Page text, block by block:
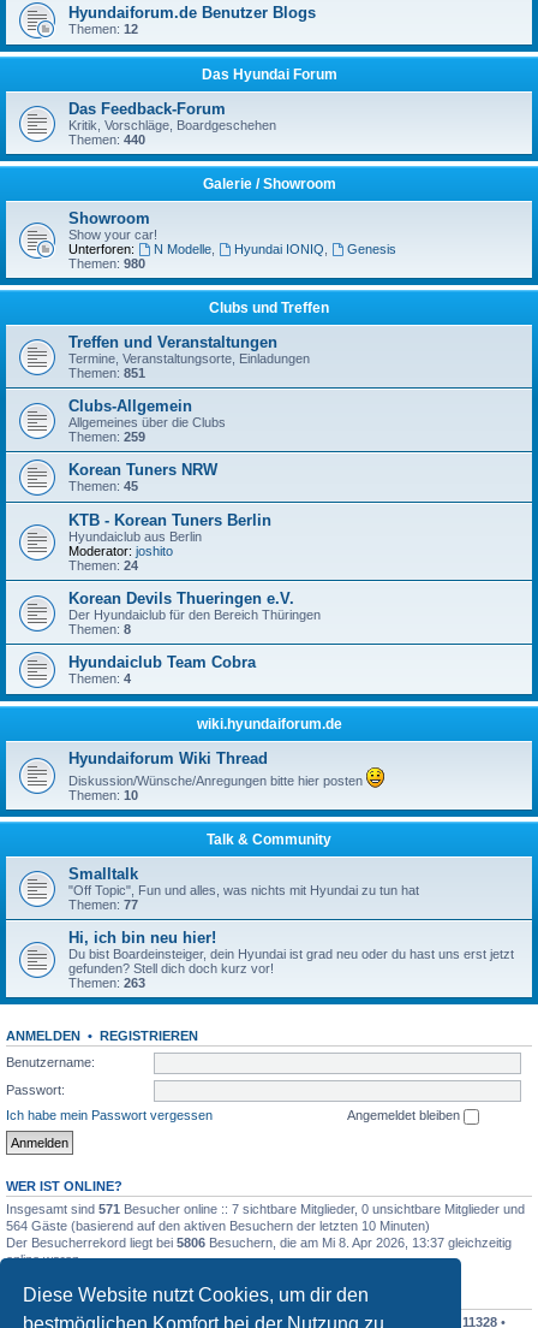
Diese Website nutzt Cookies, um dir den
bestmöglichen Komfort bei der Nutzung zu
Hyundaiforum.de Benutzer Blogs
Themen: 12
Das Hyundai Forum
Das Feedback-Forum
Kritik, Vorschläge, Boardgeschehen
Themen: 440
Galerie / Showroom
Showroom
Show your car!
Unterforen:
N Modelle, Hyundai IONIQ
Genesis
Themen: 980
Clubs und Treffen
Treffen und Veranstaltungen
Termine, Veranstaltungsorte, Einladungen
Themen: 851
Clubs-Allgemein
Allgemeines über die Clubs
Themen: 259
Korean Tuners NRW
Themen: 45
KTB - Korean Tuners Berlin
Hyundaiclub aus Berlin
Moderator: joshito
Themen: 24
Korean Devils Thueringen e.V.
Der Hyundaiclub für den Bereich Thüringen
Themen: 8
Hyundaiclub Team Cobra
Themen: 4
wiki.hyundaiforum.de
Hyundaiforum Wiki Thread
Diskussion/Wünsche/Anregungen bitte hier posten
Themen: 10
Talk & Community
Smalltalk
"Off Topic", Fun und alles, was nichts mit Hyundai zu tun hat
Themen: 77
Hi, ich bin neu hier!
Du bist Boardeinsteiger, dein Hyundai ist grad neu oder du hast uns erst jetzt
gefunden? Stell dich doch kurz vor!
Themen: 263
ANMELDEN • REGISTRIEREN
Benutzername:
Passwort:
Ich habe mein Passwort vergessen
Angemeldet bleiben
WER IST ONLINE?
Insgesamt sind 571 Besucher online :: 7 sichtbare Mitglieder, 0 unsichtbare Mitglieder und
564 Gäste (basierend auf den aktiven Besuchern der letzten 10 Minuten)
Der Besucherrekord liegt bei 5806 Besuchern, die am Mi 8. Apr 2026, 13:37 gleichzeitig
online waren.
STATISTIK
Beiträge insgesamt342542• Themen insgesamt30366• Mitglieder insgesamt 11328 •